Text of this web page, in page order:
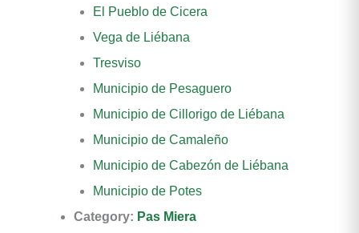
El Pueblo de Cicera
Vega de Liébana
Tresviso
Municipio de Pesaguero
Municipio de Cillorigo de Liébana
Municipio de Camaleño
Municipio de Cabezón de Liébana
Municipio de Potes
Category: Pas Miera